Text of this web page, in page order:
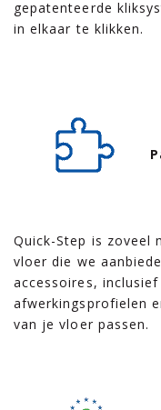
gepatenteerde
in elkaar te klikken.
Quick-Step is zoveel
vloer die we
accessoires,
afwerkingsprofielen
van je vloer passen.